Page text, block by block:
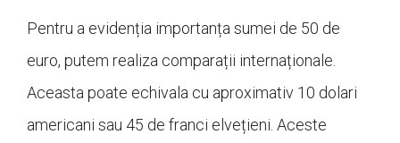
Pentru a evidenția importanța sumei de 50 de
euro, putem realiza comparații internaționale.
Aceasta poate echivala cu aproximativ 10 dolari
americani sau 45 de franci elvețieni. Aceste